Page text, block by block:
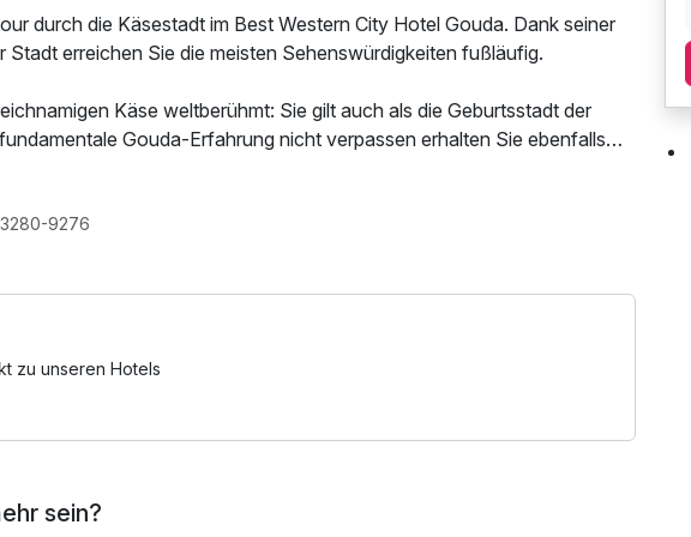
durch die Käsestadt im Best Western City Hotel Gouda. Dank seiner
Stadt erreichen Sie die meisten Sehenswürdigkeiten fußläufig.
Käse weltberühmt: Sie gilt auch als die Geburtsstadt der
Gouda-Erfahrung nicht verpassen erhalten Sie ebenfalls
sonntags geschlossen ist. Sollten Sie ein Arrangement
9276
zu unseren Hotels
sein?